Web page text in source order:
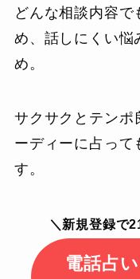
どんな相談内容で
め、話しにくい悩
め。
サクサクとテンポ
ーディーに占って
す。
＼新規登録で
電話占